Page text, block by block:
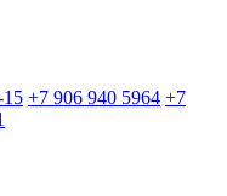
15 +7 906 940 5964 +7